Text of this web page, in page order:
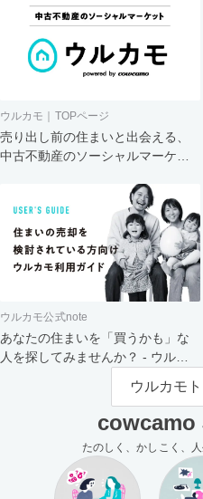
ウルカモ｜TOPページ
売り出し前の住まいと出会える、
中古不動産のソーシャルマーケッ
ウルカモ公式note
あなたの住まいを「買うかも」な
人を探してみませんか？ - ウルカ
ウルカモ
cowcamo
たのしく、かしこく、